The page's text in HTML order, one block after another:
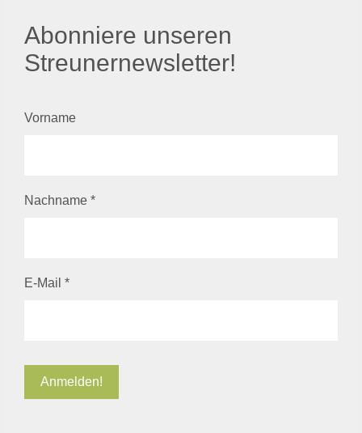
Abonniere unseren
Streunernewsletter!
Vorname
Nachname *
E-Mail *